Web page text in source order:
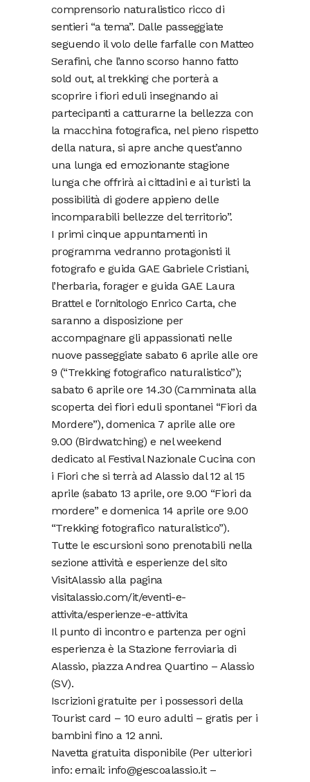
comprensorio naturalistico ricco di
sentieri “a tema”. Dalle passeggiate
seguendo il volo delle farfalle con Matteo
Serafini, che l’anno scorso hanno fatto
sold out, al trekking che porterà a
scoprire i fiori eduli insegnando ai
partecipanti a catturarne la bellezza con
la macchina fotografica, nel pieno rispetto
della natura, si apre anche quest’anno
una lunga ed emozionante stagione
lunga che offrirà ai cittadini e ai turisti la
possibilità di godere appieno delle
incomparabili bellezze del territorio”.
I primi cinque appuntamenti in
programma vedranno protagonisti il
fotografo e guida GAE Gabriele Cristiani,
l’herbaria, forager e guida GAE Laura
Brattel e l’ornitologo Enrico Carta, che
saranno a disposizione per
accompagnare gli appassionati nelle
nuove passeggiate sabato 6 aprile alle ore
9 (“Trekking fotografico naturalistico”);
sabato 6 aprile ore 14.30 (Camminata alla
scoperta dei fiori eduli spontanei “Fiori da
Mordere”), domenica 7 aprile alle ore
9.00 (Birdwatching) e nel weekend
dedicato al Festival Nazionale Cucina con
i Fiori che si terrà ad Alassio dal 12 al 15
aprile (sabato 13 aprile, ore 9.00 “Fiori da
mordere” e domenica 14 aprile ore 9.00
“Trekking fotografico naturalistico”).
Tutte le escursioni sono prenotabili nella
sezione attività e esperienze del sito
VisitAlassio alla pagina
visitalassio.com/it/eventi-e-
attivita/esperienze-e-attivita
Il punto di incontro e partenza per ogni
esperienza è la Stazione ferroviaria di
Alassio, piazza Andrea Quartino – Alassio
(SV).
Iscrizioni gratuite per i possessori della
Tourist card – 10 euro adulti – gratis per i
bambini fino a 12 anni.
Navetta gratuita disponibile (Per ulteriori
info: email: info@gescoalassio.it –